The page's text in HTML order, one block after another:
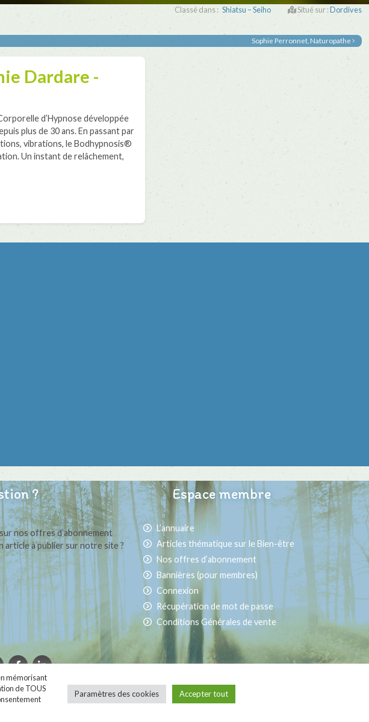
Classé dans : Shiatsu – Seiho Situé sur :Dordives
Sophie Perronnet, Naturopathe
Dardare -
d’Hypnose développée
plus de 30 ans. En passant par
vibrations, le Bodhypnosis®
Un instant de relâchement,
?
nos offres d’abonnement
article à publier sur notre site ?
Espace membre
L’annuaire
Articles thématique sur le Bien-être
Nos offres d’abonnement
Bannières (pour membres)
Connexion
Récupération de mot de passe
Conditions Générales de vente
|Mentions légales Conditions générales de vente
mémorisant
de TOUS
Paramètres des cookies Accepter tout